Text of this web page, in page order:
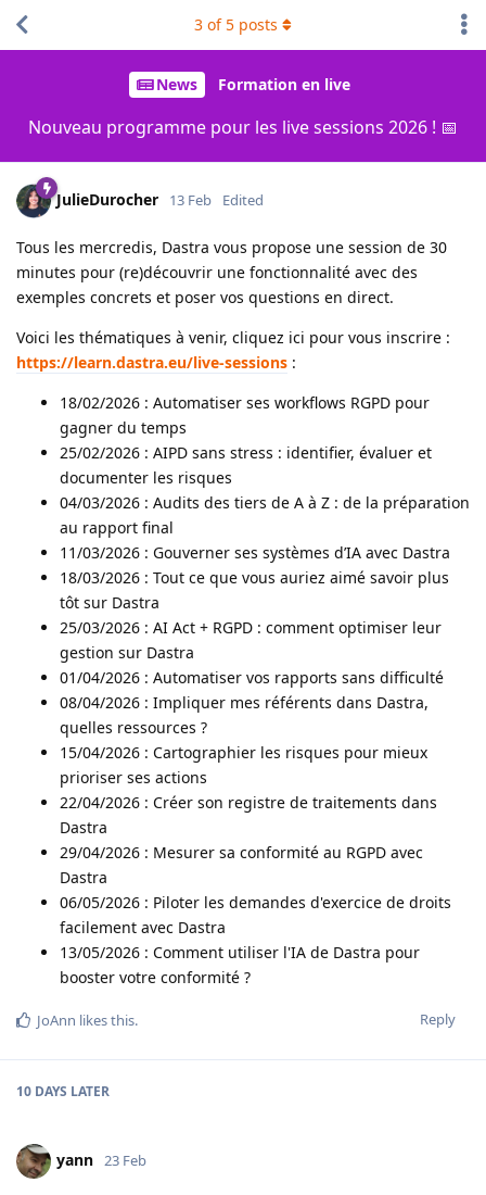
News Formation en live
Nouveau programme pour les live sessions 2026 ! 📅
3 of5 posts
JulieDurocher 13 Feb Edited
Tous les mercredis, Dastra vous propose une session de 30
minutes pour (re)découvrir une fonctionnalité avec des
exemples concrets et poser vos questions en direct.
Voici les thématiques à venir, cliquez ici pour vous inscrire :
https://learn.dastra.eu/live-sessions :
18/02/2026 : Automatiser ses workflows RGPD pour
gagner du temps
25/02/2026 : AIPD sans stress : identifier, évaluer et
documenter les risques
04/03/2026 : Audits des tiers de A à Z : de la préparation
au rapport final
11/03/2026 : Gouverner ses systèmes d’IA avec Dastra
18/03/2026 : Tout ce que vous auriez aimé savoir plus
tôt sur Dastra
25/03/2026 : AI Act + RGPD : comment optimiser leur
gestion sur Dastra
01/04/2026 : Automatiser vos rapports sans difficulté
08/04/2026 : Impliquer mes référents dans Dastra,
quelles ressources ?
15/04/2026 : Cartographier les risques pour mieux
prioriser ses actions
22/04/2026 : Créer son registre de traitements dans
Dastra
29/04/2026 : Mesurer sa conformité au RGPD avec
Dastra
06/05/2026 : Piloter les demandes d'exercice de droits
facilement avec Dastra
13/05/2026 : Comment utiliser l'IA de Dastra pour
booster votre conformité ?
Reply
JoAnn likes this.
10 DAYS LATER
yann 23 Feb